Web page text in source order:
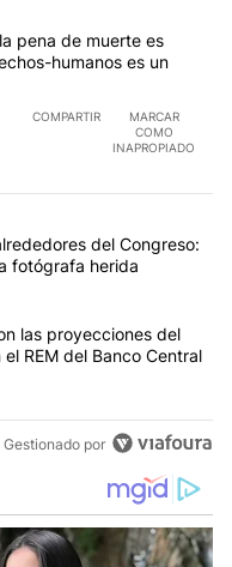
pena de muerte es
humanos es un
COMPARTIR
MARCAR
COMO
INAPROPIADO
comentarios en los
violencia sigue en los
del Congreso:
fotógrafa herida
y dólar: cuáles
las proyecciones del
REM del Banco Central
Gestionado por